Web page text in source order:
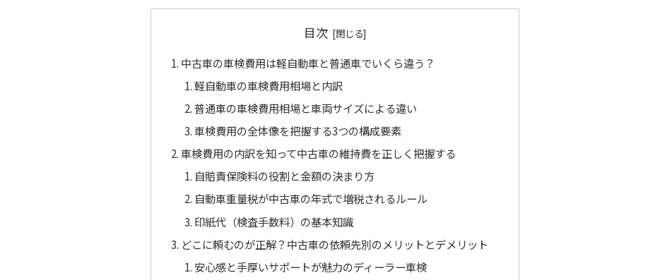
目次
中古車の車検費用は軽自動車と普通車でいくら違う？
軽自動車の車検費用相場と内訳
普通車の車検費用相場と車両サイズによる違い
車検費用の全体像を把握する3つの構成要素
車検費用の内訳を知って中古車の維持費を正しく把握する
自賠責保険料の役割と金額の決まり方
自動車重量税が中古車の年式で増税されるルール
印紙代（検査手数料）の基本知識
どこに頼むのが正解？中古車の依頼先別のメリットとデメリット
安心感と手厚いサポートが魅力のディーラー車検